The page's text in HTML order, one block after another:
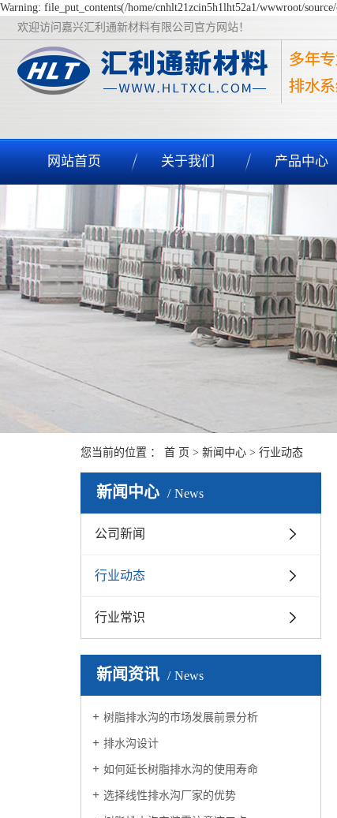
Warning: file_put_contents(/home/cnhlt21zcin5h1lht52a1/wwwroot/
欢迎访问嘉兴汇利通新材料有限公司官方网站！
网站首页 关于我们 产品中心
您当前的位置 ： 首 页 > 新闻中心 > 行业动态
新闻中心 News
公司新闻
行业动态
行业常识
新闻资讯 News
树脂排水沟的市场发展前景分析
排水沟设计
如何延长树脂排水沟的使用寿命
选择线性排水沟厂家的优势